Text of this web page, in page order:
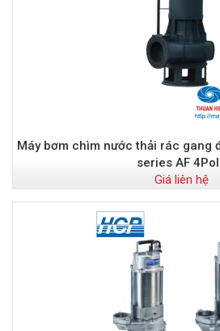
Máy bơm chìm nước thải rác gang
series AF
Giá liên hệ